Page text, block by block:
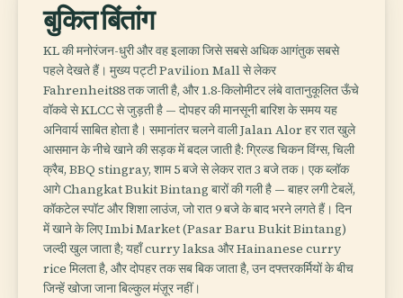
बुकित बिंतांग
KL की मनोरंजन-धुरी और वह इलाका जिसे सबसे अधिक आगंतुक सबसे
पहले देखते हैं। मुख्य पट्टी Pavilion Mall से लेकर
Fahrenheit88 तक जाती है, और 1.8-किलोमीटर लंबे वातानुकूलित ऊँचे
वॉकवे से KLCC से जुड़ती है — दोपहर की मानसूनी बारिश के समय यह
अनिवार्य साबित होता है। समानांतर चलने वाली Jalan Alor हर रात खुले
आसमान के नीचे खाने की सड़क में बदल जाती है: ग्रिल्ड चिकन विंग्स, चिली
क्रैब, BBQ stingray, शाम 5 बजे से लेकर रात 3 बजे तक। एक ब्लॉक
आगे Changkat Bukit Bintang बारों की गली है — बाहर लगी टेबलें,
कॉकटेल स्पॉट और शिशा लाउंज, जो रात 9 बजे के बाद भरने लगते हैं। दिन
में खाने के लिए Imbi Market (Pasar Baru Bukit Bintang)
जल्दी खुल जाता है; यहाँ curry laksa और Hainanese curry
rice मिलता है, और दोपहर तक सब बिक जाता है, उन दफ्तरकर्मियों के बीच
जिन्हें खोजा जाना बिल्कुल मंज़ूर नहीं।